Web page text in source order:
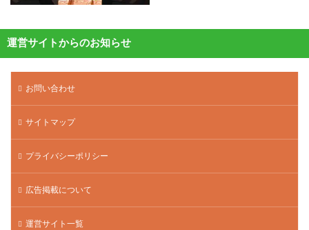
運営サイトからのお知らせ
お問い合わせ
サイトマップ
プライバシーポリシー
広告掲載について
運営サイト一覧